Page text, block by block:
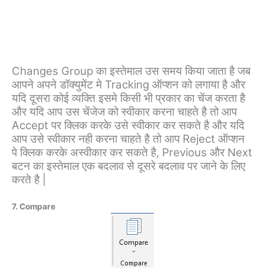
Changes Group का इस्तेमाल उस समय किया जाता है जब
आपने अपने डॉक्युमेंट मे Tracking ऑप्शन को लगाया है और
यदि दूसरा कोई व्यक्ति इसमे किसी भी प्रकार का चेंज करता है
और यदि आप उस चेंजेज को स्वीकार करना चाहते है तो आप
Accept पर क्लिक करके उसे स्वीकार कर सकते है और यदि
आप उसे स्वीकार नही करना चाहते है तो आप Reject ऑप्शन
पे क्लिक करके अस्वीकार कर सकते है, Previous और Next
बटन का इस्तेमाल एक बदलाव से दूसरे बदलाव पर जाने के लिए
करते है |
7. Compare